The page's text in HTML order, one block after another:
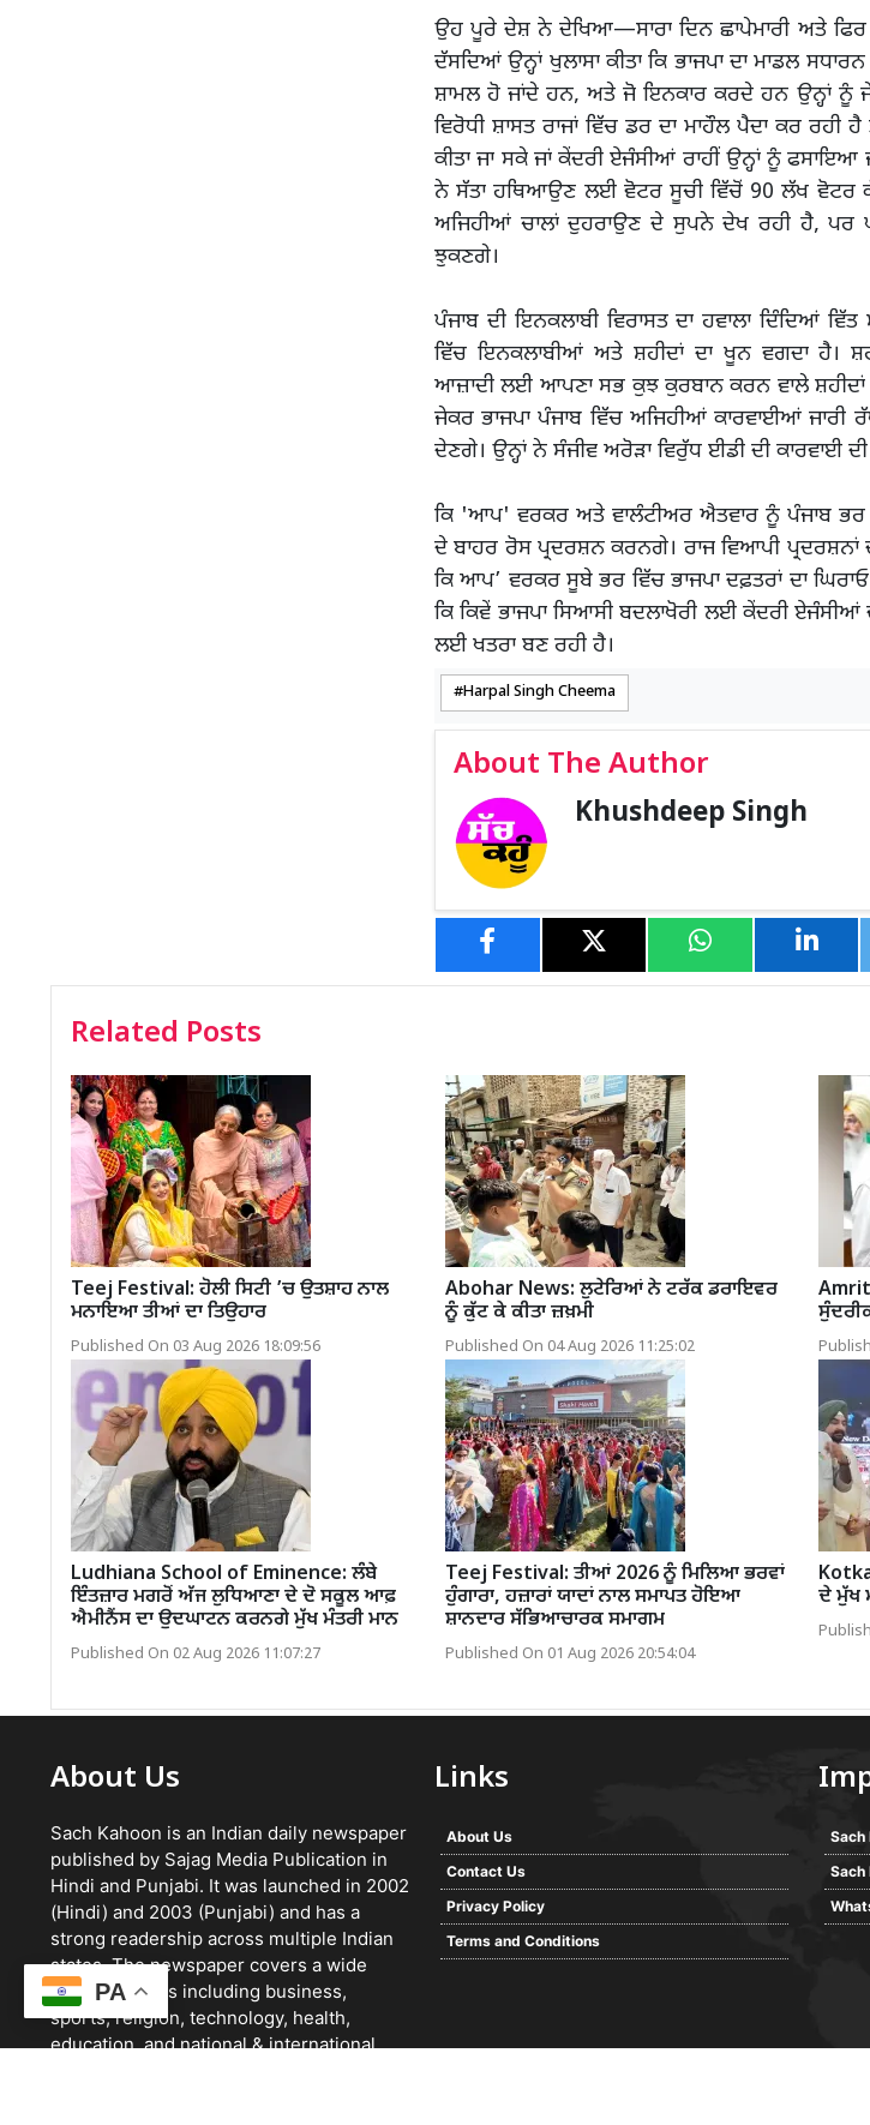
ਉਹ ਪੂਰੇ ਦੇਸ਼ ਨੇ ਦੇਖਿਆ—ਸਾਰਾ ਦਿਨ ਛਾਪੇਮਾਰੀ ਅਤੇ ਫਿਰ
ਦੱਸਦਿਆਂ ਉਨ੍ਹਾਂ ਖੁਲਾਸਾ ਕੀਤਾ ਕਿ ਭਾਜਪਾ ਦਾ ਮਾਡਲ
ਸ਼ਾਮਲ ਹੋ ਜਾਂਦੇ ਹਨ, ਅਤੇ ਜੋ ਇਨਕਾਰ ਕਰਦੇ ਹਨ ਉਨ੍ਹਾਂ ਨੂੰ
ਵਿਰੋਧੀ ਸ਼ਾਸਤ ਰਾਜਾਂ ਵਿੱਚ ਡਰ ਦਾ ਮਾਹੌਲ ਪੈਦਾ ਕਰ ਰਹੀ
ਕੀਤਾ ਜਾ ਸਕੇ ਜਾਂ ਕੇਂਦਰੀ ਏਜੰਸੀਆਂ ਰਾਹੀਂ ਉਨ੍ਹਾਂ ਨੂੰ ਫਸਾਇਆ
ਨੇ ਸੱਤਾ ਹਥਿਆਉਣ ਲਈ ਵੋਟਰ ਸੂਚੀ ਵਿੱਚੋਂ 90 ਲੱਖ ਵੋਟਰ
ਅਜਿਹੀਆਂ ਚਾਲਾਂ ਦੁਹਰਾਉਣ ਦੇ ਸੁਪਨੇ ਦੇਖ ਰਹੀ ਹੈ, ਪਰ
ਝੁਕਣਗੇ।
ਪੰਜਾਬ ਦੀ ਇਨਕਲਾਬੀ ਵਿਰਾਸਤ ਦਾ ਹਵਾਲਾ ਦਿੰਦਿਆਂ
ਵਿੱਚ ਇਨਕਲਾਬੀਆਂ ਅਤੇ ਸ਼ਹੀਦਾਂ ਦਾ ਖੂਨ ਵਗਦਾ ਹੈ।
ਆਜ਼ਾਦੀ ਲਈ ਆਪਣਾ ਸਭ ਕੁਝ ਕੁਰਬਾਨ ਕਰਨ ਵਾਲੇ ਸ਼ਹੀਦਾਂ
ਜੇਕਰ ਭਾਜਪਾ ਪੰਜਾਬ ਵਿੱਚ ਅਜਿਹੀਆਂ ਕਾਰਵਾਈਆਂ ਜਾਰੀ
ਦੇਣਗੇ। ਉਨ੍ਹਾਂ ਨੇ ਸੰਜੀਵ ਅਰੋੜਾ ਵਿਰੁੱਧ ਈਡੀ ਦੀ ਕਾਰਵਾਈ
ਕਿ 'ਆਪ' ਵਰਕਰ ਅਤੇ ਵਾਲੰਟੀਅਰ ਐਤਵਾਰ ਨੂੰ ਪੰਜਾਬ ਭਰ
ਦੇ ਬਾਹਰ ਰੋਸ ਪ੍ਰਦਰਸ਼ਨ ਕਰਨਗੇ। ਰਾਜ ਵਿਆਪੀ
ਕਿ ਆਪ’ ਵਰਕਰ ਸੂਬੇ ਭਰ ਵਿੱਚ ਭਾਜਪਾ ਦਫ਼ਤਰਾਂ ਦਾ
ਕਿ ਕਿਵੇਂ ਭਾਜਪਾ ਸਿਆਸੀ ਬਦਲਾਖੋਰੀ ਲਈ ਕੇਂਦਰੀ
ਲਈ ਖਤਰਾ ਬਣ ਰਹੀ ਹੈ।
Harpal Singh Cheema
About The Author
Khushdeep Singh
Related Posts
Teej Festival: ਹੋਲੀ ਸਿਟੀ ’ਚ ਉਤਸ਼ਾਹ ਨਾਲ
ਮਨਾਇਆ ਤੀਆਂ ਦਾ ਤਿਉਹਾਰ
Published On 03 Aug 2026 18:09:56
Abohar News: ਲੁਟੇਰਿਆਂ ਨੇ ਟਰੱਕ ਡਰਾਇਵਰ
ਨੂੰ ਕੁੱਟ ਕੇ ਕੀਤਾ ਜ਼ਖ਼ਮੀ
Published On 04 Aug 2026 11:25:02
Ludhiana School of Eminence: ਲੰਬੇ
ਇੰਤਜ਼ਾਰ ਮਗਰੋਂ ਅੱਜ ਲੁਧਿਆਣਾ ਦੇ ਦੋ ਸਕੂਲ ਆਫ਼
ਐਮੀਨੈਂਸ ਦਾ ਉਦਘਾਟਨ ਕਰਨਗੇ ਮੁੱਖ ਮੰਤਰੀ ਮਾਨ
Published On 02 Aug 2026 11:07:27
Teej Festival: ਤੀਆਂ 2026 ਨੂੰ ਮਿਲਿਆ ਭਰਵਾਂ
ਹੁੰਗਾਰਾ, ਹਜ਼ਾਰਾਂ ਯਾਦਾਂ ਨਾਲ ਸਮਾਪਤ ਹੋਇਆ
ਸ਼ਾਨਦਾਰ ਸੱਭਿਆਚਾਰਕ ਸਮਾਗਮ
Published On 01 Aug 2026 20:54:04
ਦੇ ਮੁੱਖ
About Us
Sach Kahoon is an Indian daily newspaper
published by Sajag Media Publication in
Hindi and Punjabi. It was launched in 2002
(Hindi) and 2003 (Punjabi) and has a
strong readership across multiple Indian
states. The newspaper covers a wide
range of topics including business,
sports, religion, technology, health,
education, and national & international
Links
About Us
Contact Us
Privacy Policy
Terms and Conditions
Sach
Sach
PA